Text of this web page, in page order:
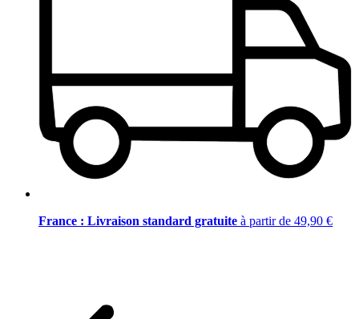
France : Livraison standard gratuite à partir de 49,90 €